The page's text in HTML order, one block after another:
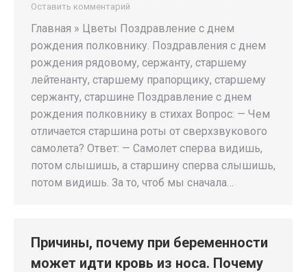
Оставить комментарий
Главная » Цветы Поздравление с днем
рождения полковнику. Поздравления с днем
рождения рядовому, сержанту, старшему
лейтенанту, старшему прапорщику, старшему
сержанту, старшине Поздравление с днем
рождения полковнику в стихах Вопрос: — Чем
отличается старшина роты от сверхзвукового
самолета? Ответ: — Самолет сперва видишь,
потом слышишь, а старшину сперва слышишь,
потом видишь. За то, чтоб мы сначала…
Причины, почему при беременности
может идти кровь из носа. Почему